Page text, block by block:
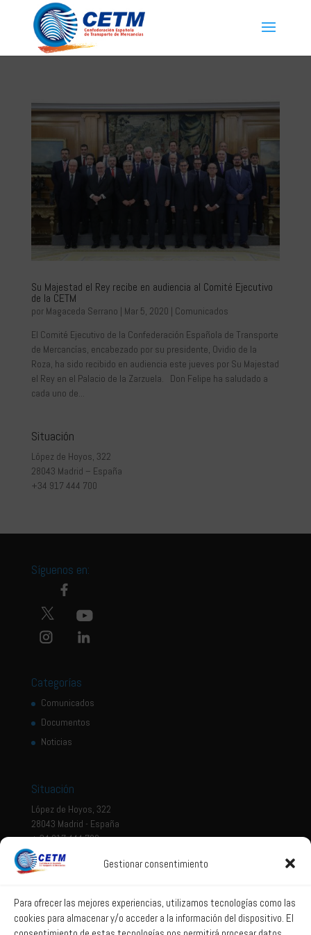
Gestionar consentimiento
Para ofrecer las mejores experiencias, utilizamos tecnologías como las
cookies para almacenar y/o acceder a la información del dispositivo. El
Su Majestad el Rey recibe en audiencia al Comité Ejecutivo
de la CETM
por Magaceda Serrano | Mar 5, 2020 | Comunicados
El Comité Ejecutivo de la Confederación Española de Transporte
de Mercancías, encabezado por su presidente, Ovidio de la
Roza, ha sido recibido en audiencia este jueves por Su Majestad
el Rey en el Palacio de la Zarzuela. Don Felipe ha saludado a
cada uno de...
Situación
López de Hoyos, 322
28043 Madrid – España
+34 917 444 700
Síguenos en:
Categorías
Comunicados
Documentos
Noticias
Situación
López de Hoyos, 322
28043 Madrid - España
+ 34 917 444 700
Aviso legal
Política de privacidad